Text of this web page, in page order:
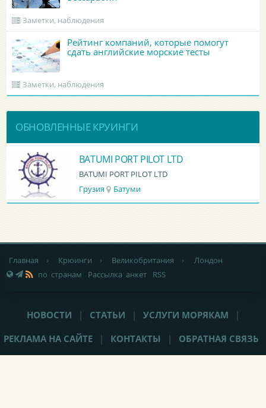
Заметки, наблюдения
Рейтинг компаний, которые помогут
сдать английские морские тесты
Заметки, наблюдения
ОБНОВЛЕННЫЕ КРУИНГИ
BATUMI PORT PILOT LTD
BATUMI PORT PILOT LTD
Грузия
Батуми
Главная › Крюинги › Великобритания ›
Лондон
по странам
Рассылка анкет RSS
НОВОСТИ | СТАТЬИ | УСЛУГИ МОРЯКАМ
|
РЕКЛАМА НА САЙТЕ
| КОНТАКТЫ | ОБРАТНАЯ СВЯЗЬ